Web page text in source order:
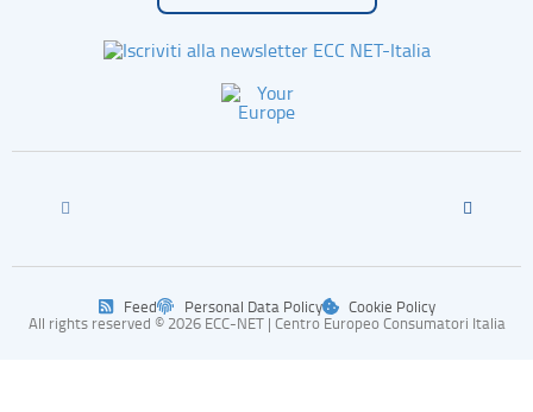
All rights reserved © 2026 ECC-NET | Centro Europeo Consumatori Italia
Feed Personal Data Policy Cookie Policy